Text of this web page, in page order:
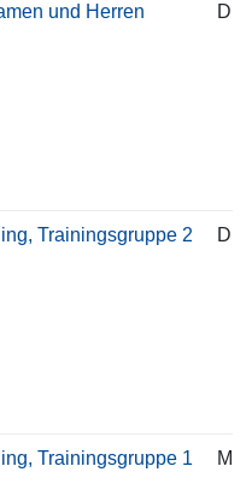
und Herren
Trainingsgruppe 2
Trainingsgruppe 1